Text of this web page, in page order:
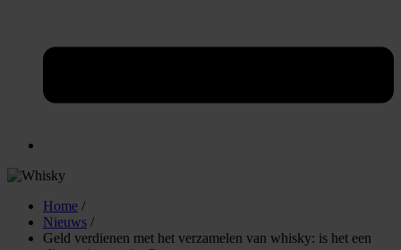
Home /
Nieuws /
Geld verdienen met het verzamelen van whisky: is het een